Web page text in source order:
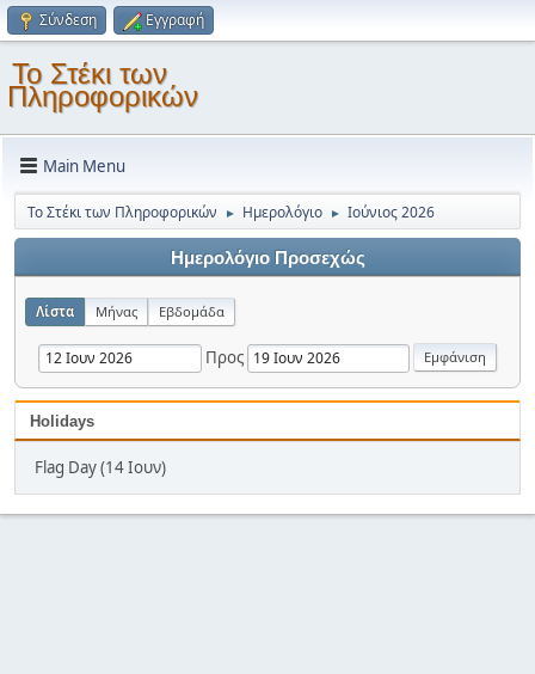
Σύνδεση Εγγραφή
Το Στέκι των
Πληροφορικών
Main Menu
Το Στέκι των Πληροφορικών ► Ημερολόγιο ► Ιούνιος 2026
Ημερολόγιο Προσεχώς
Λίστα Μήνας Εβδομάδα
Προς
Holidays
Flag Day (14 Ιουν)